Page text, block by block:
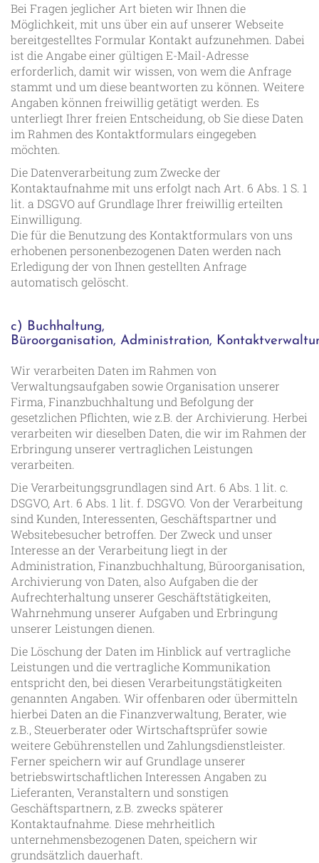
Bei Fragen jeglicher Art bieten wir Ihnen die
Möglichkeit, mit uns über ein auf unserer Webseite
bereitgestelltes Formular Kontakt aufzunehmen. Dabei
ist die Angabe einer gültigen E-Mail-Adresse
erforderlich, damit wir wissen, von wem die Anfrage
stammt und um diese beantworten zu können. Weitere
Angaben können freiwillig getätigt werden. Es
unterliegt Ihrer freien Entscheidung, ob Sie diese Daten
im Rahmen des Kontaktformulars eingegeben
möchten.
Die Datenverarbeitung zum Zwecke der
Kontaktaufnahme mit uns erfolgt nach Art. 6 Abs. 1 S. 1
lit. a DSGVO auf Grundlage Ihrer freiwillig erteilten
Einwilligung.
Die für die Benutzung des Kontaktformulars von uns
erhobenen personenbezogenen Daten werden nach
Erledigung der von Ihnen gestellten Anfrage
automatisch gelöscht.
c) Buchhaltung,
Büroorganisation, Administration,
Wir verarbeiten Daten im Rahmen von
Verwaltungsaufgaben sowie Organisation unserer
Firma, Finanzbuchhaltung und Befolgung der
gesetzlichen Pflichten, wie z.B. der Archivierung. Herbei
verarbeiten wir dieselben Daten, die wir im Rahmen der
Erbringung unserer vertraglichen Leistungen
verarbeiten.
Die Verarbeitungsgrundlagen sind Art. 6 Abs. 1 lit. c.
DSGVO, Art. 6 Abs. 1 lit. f. DSGVO. Von der Verarbeitung
sind Kunden, Interessenten, Geschäftspartner und
Websitebesucher betroffen. Der Zweck und unser
Interesse an der Verarbeitung liegt in der
Administration, Finanzbuchhaltung, Büroorganisation,
Archivierung von Daten, also Aufgaben die der
Aufrechterhaltung unserer Geschäftstätigkeiten,
Wahrnehmung unserer Aufgaben und Erbringung
unserer Leistungen dienen.
Die Löschung der Daten im Hinblick auf vertragliche
Leistungen und die vertragliche Kommunikation
entspricht den, bei diesen Verarbeitungstätigkeiten
genannten Angaben. Wir offenbaren oder übermitteln
hierbei Daten an die Finanzverwaltung, Berater, wie
z.B., Steuerberater oder Wirtschaftsprüfer sowie
weitere Gebührenstellen und Zahlungsdienstleister.
Ferner speichern wir auf Grundlage unserer
betriebswirtschaftlichen Interessen Angaben zu
Lieferanten, Veranstaltern und sonstigen
Geschäftspartnern, z.B. zwecks späterer
Kontaktaufnahme. Diese mehrheitlich
unternehmensbezogenen Daten, speichern wir
grundsätzlich dauerhaft.